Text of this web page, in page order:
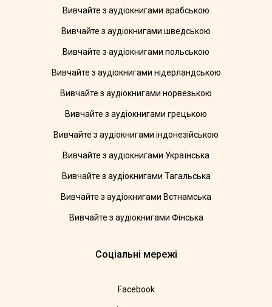
Вивчайте з аудіокнигами арабською
Вивчайте з аудіокнигами шведською
Вивчайте з аудіокнигами польською
Вивчайте з аудіокнигами нідерландською
Вивчайте з аудіокнигами норвезькою
Вивчайте з аудіокнигами грецькою
Вивчайте з аудіокнигами індонезійською
Вивчайте з аудіокнигами Українська
Вивчайте з аудіокнигами Тагальська
Вивчайте з аудіокнигами Вєтнамська
Вивчайте з аудіокнигами Фінська
Соціальні мережі
Facebook